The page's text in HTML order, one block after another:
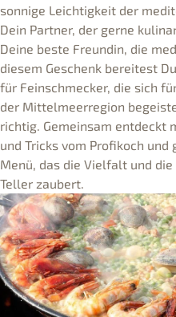
sonnige Leichtigkeit der
Dein Partner, der gerne
Deine beste Freundin, die
diesem Geschenk bereitest
für Feinschmecker, die sich
der Mittelmeerregion
richtig. Gemeinsam entdeckt
und Tricks vom Profikoch
Menü, das die Vielfalt und
Teller zaubert.